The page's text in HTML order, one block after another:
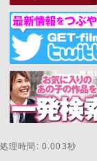
処理時間: 0.003秒